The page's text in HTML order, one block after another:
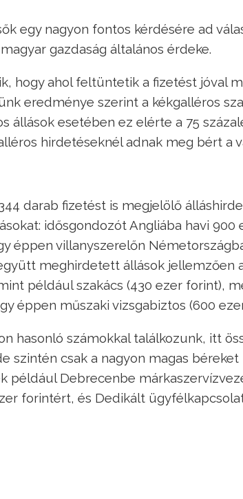
egy nagyon fontos kérdésére ad
gazdaság általános érdeke.
hogy ahol feltüntetik a fizetést jóval
eredménye szerint a kékgalléros
állások esetében ez elérte a 75
hirdetéseknél adnak meg bért a
darab fizetést is megjelölő
idősgondozót Angliába havi
éppen villanyszerelőn
meghirdetett állások jellemzően
például szakács (430 ezer forint),
éppen műszaki vizsgabiztos (600
hasonló számokkal találkozunk, itt
szintén csak a nagyon magas
például Debrecenbe
forintért, és Dedikált